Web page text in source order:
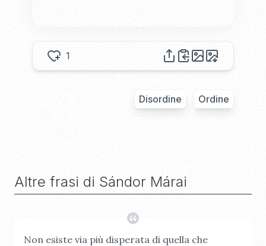
1
Disordine Ordine
Altre frasi di Sándor Márai
Non esiste via più disperata di quella che